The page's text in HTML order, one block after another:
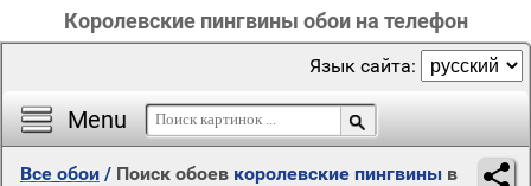
Королевские пингвины обои на телефон
Menu
Язык сайта:
Все обои / Поиск обоев королевские пингвины в